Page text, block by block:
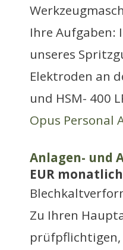
Ihre Aufgaben:
unseres
Elektroden an
und HSM- 400
Opus Personal
Anlagen- und
EUR monatlich
Zu Ihren